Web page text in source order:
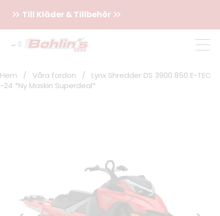
Till Kläder & Tillbehör
Hem / Våra fordon /
Lynx Shredder DS 3900 850 E-TEC
-24 *Ny Maskin Superdeal*